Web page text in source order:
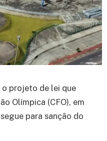
projeto de lei que
Olímpica (CFO), em
para sanção do